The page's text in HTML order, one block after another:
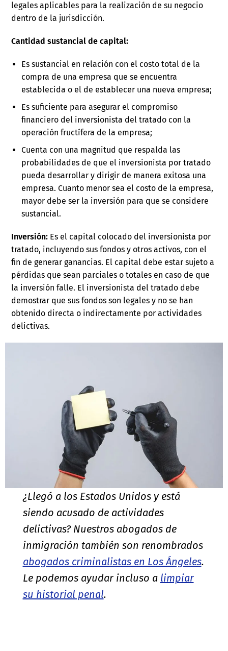
legales aplicables para la realización de su negocio
dentro de la jurisdicción.
Cantidad sustancial de capital:
Es sustancial en relación con el costo total de la
compra de una empresa que se encuentra
establecida o el de establecer una nueva empresa;
Es suficiente para asegurar el compromiso
financiero del inversionista del tratado con la
operación fructífera de la empresa;
Cuenta con una magnitud que respalda las
probabilidades de que el inversionista por tratado
pueda desarrollar y dirigir de manera exitosa una
empresa. Cuanto menor sea el costo de la empresa,
mayor debe ser la inversión para que se considere
sustancial.
Inversión: Es el capital colocado del inversionista por
tratado, incluyendo sus fondos y otros activos, con el
fin de generar ganancias. El capital debe estar sujeto a
pérdidas que sean parciales o totales en caso de que
la inversión falle. El inversionista del tratado debe
demostrar que sus fondos son legales y no se han
obtenido directa o indirectamente por actividades
delictivas.
¿Llegó a los Estados Unidos y está
siendo acusado de actividades
delictivas? Nuestros abogados de
inmigración también son renombrados
abogados criminalistas en Los Ángeles.
Le podemos ayudar incluso a limpiar
su historial penal.